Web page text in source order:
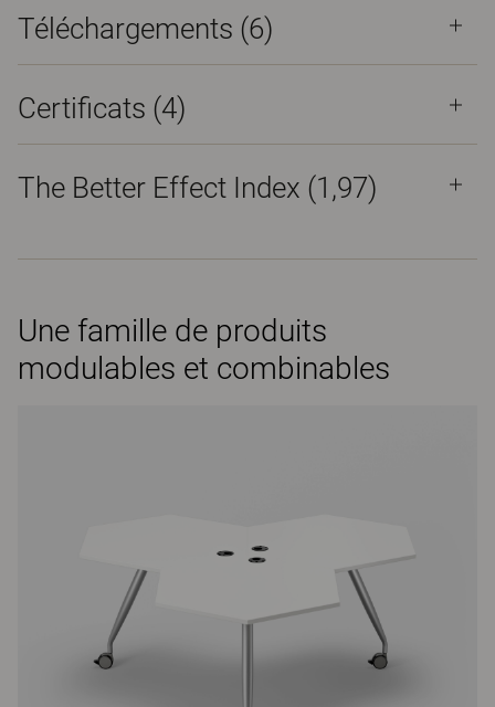
Téléchargements (6)
Certificats (4)
The Better Effect Index (1,97)
Une famille de produits
modulables et combinables